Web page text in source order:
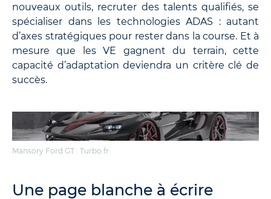
nouveaux outils, recruter des talents qualifiés, se
spécialiser dans les technologies ADAS : autant
d’axes stratégiques pour rester dans la course. Et à
mesure que les VE gagnent du terrain, cette
capacité d’adaptation deviendra un critère clé de
succès.
Mansory Ford GT : Turbo.fr
Une page blanche à écrire